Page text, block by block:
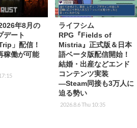
年8月の
デート
」配信！
稼働が可能
ライフシム
RPG『Fields of
Mistria』正式版＆日本
語ベータ版配信開始！
結婚・出産などエンド
コンテンツ実装
―Steam同接も3万人に
迫る勢い
2026.8.6 Thu 10:35